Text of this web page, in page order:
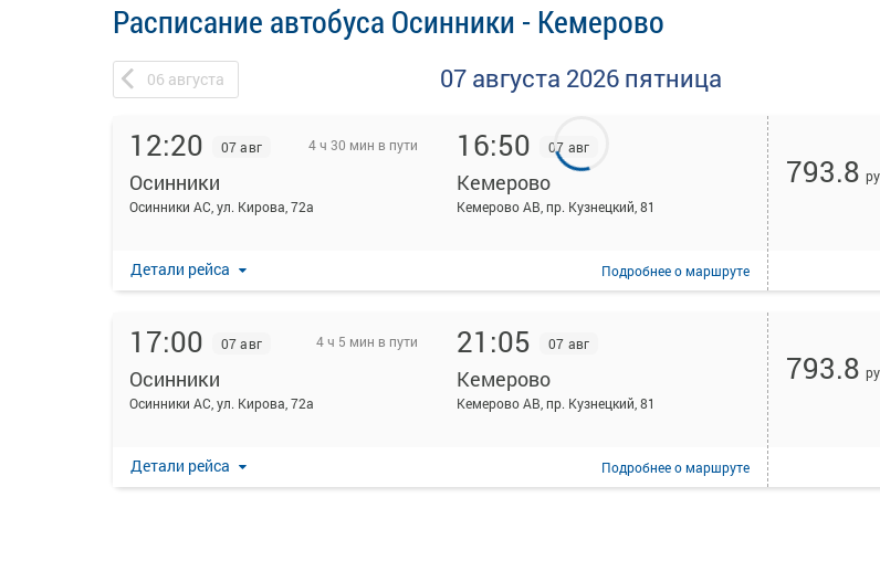
Расписание автобуса Осинники - Кемерово
06 августа 07 августа 2026 пятница
12:20 07 авг 4 ч 30 мин в пути
Осинники
Осинники АС, ул. Кирова, 72а
16:50 07 авг
Кемерово
Кемерово АВ, пр. Кузнецкий, 81
Детали рейса Подробнеео маршруте
793.8
17:00 07 авг 4 ч 5 мин в пути
Осинники
Осинники АС, ул. Кирова, 72а
21:05 07 авг
Кемерово
Кемерово АВ, пр. Кузнецкий, 81
Детали рейса Подробнеео маршруте
793.8